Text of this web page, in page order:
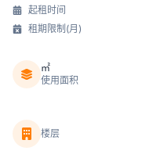
起租时间
租期限制(月)
㎡
使用面积
楼层